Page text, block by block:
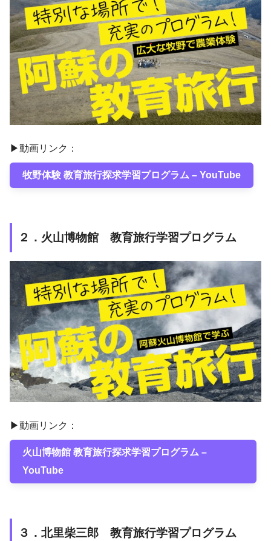
▶動画リンク：
牧野体験 教育旅行探求学習プログラム – YouTube
２．火山博物館 教育旅行学習プログラム
▶動画リンク：
火山博物館 教育旅行探求学習プログラム –
YouTube
３．北里柴三郎 教育旅行学習プログラム